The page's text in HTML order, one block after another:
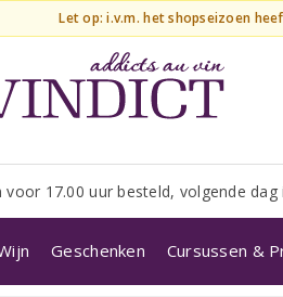
Let op: i.v.m. het shopseizoen
voor 17.00 uur besteld, volgende dag
Geschenken Cursussen &